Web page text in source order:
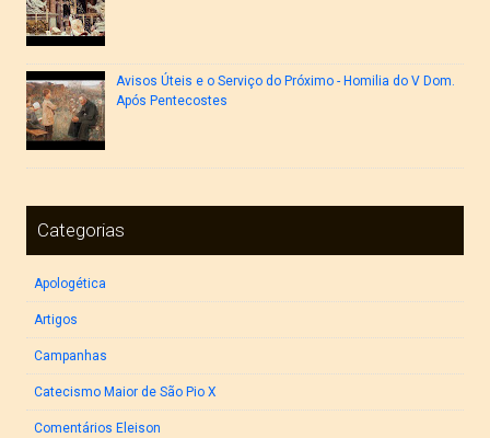
Avisos Úteis e o Serviço do Próximo - Homilia do V Dom.
Após Pentecostes
Categorias
Apologética
Artigos
Campanhas
Catecismo Maior de São Pio X
Comentários Eleison